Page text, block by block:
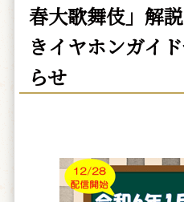
春大歌舞伎」解
きイヤホンガイ
らせ